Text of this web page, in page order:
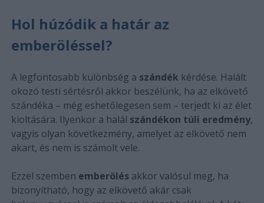
Hol húzódik a határ az
emberöléssel?
A legfontosabb különbség a szándék kérdése. Halált
okozó testi sértésről akkor beszélünk, ha az elkövető
szándéka – még eshetőlegesen sem – terjedt ki az élet
kioltására. Ilyenkor a halál szándékon túli eredmény,
vagyis olyan következmény, amelyet az elkövető nem
akart, és nem is számolt vele.
Ezzel szemben emberölésakkor valósul meg, ha
bizonyítható, hogy az elkövető akár csak